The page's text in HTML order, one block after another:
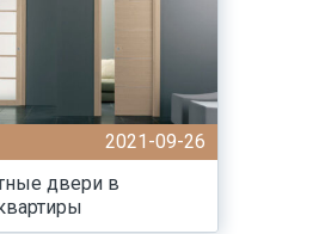
2021-09-26
двери в